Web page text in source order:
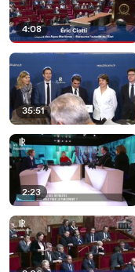
4:08
35:51
2:23